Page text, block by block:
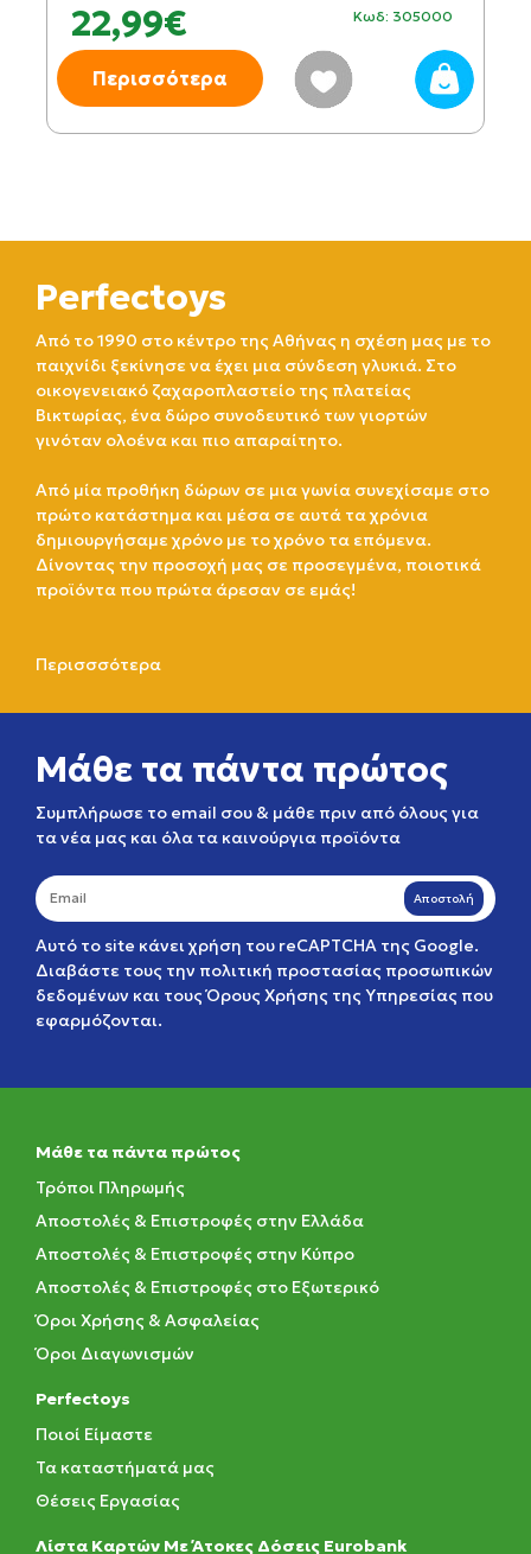
22,99€ Κωδ: 305000
Περισσότερα
Perfectoys
Από το 1990 στο κέντρο της Αθήνας η σχέση μας με το
παιχνίδι ξεκίνησε να έχει μια σύνδεση γλυκιά. Στο
οικογενειακό ζαχαροπλαστείο της πλατείας
Βικτωρίας, ένα δώρο συνοδευτικό των γιορτών
γινόταν ολοένα και πιο απαραίτητο.
Από μία προθήκη δώρων σε μια γωνία συνεχίσαμε στο
πρώτο κατάστημα και μέσα σε αυτά τα χρόνια
δημιουργήσαμε χρόνο με το χρόνο τα επόμενα.
Δίνοντας την προσοχή μας σε προσεγμένα, ποιοτικά
προϊόντα που πρώτα άρεσαν σε εμάς!
Περισσσότερα
Μάθε τα πάντα πρώτος
Συμπλήρωσε το email σου & μάθε πριν από όλους για
τα νέα μας και όλα τα καινούργια προϊόντα
Αποστολή
Αυτό το site κάνει χρήση του reCAPTCHA της Google.
Διαβάστε τους την πολιτική προστασίας προσωπικών
δεδομένων και τουςΌρους Χρήσης της Υπηρεσίας που
εφαρμόζονται.
Μάθε τα πάντα πρώτος
Τρόποι Πληρωμής
Αποστολές & Επιστροφές στην Ελλάδα
Αποστολές & Επιστροφές στην Κύπρο
Αποστολές & Επιστροφές στο Εξωτερικό
Όροι Χρήσης & Ασφαλείας
Όροι Διαγωνισμών
Perfectoys
Ποιοί Είμαστε
Τα καταστήματά μας
Θέσεις Εργασίας
Λίστα Καρτών Με Άτοκες Δόσεις Eurobank